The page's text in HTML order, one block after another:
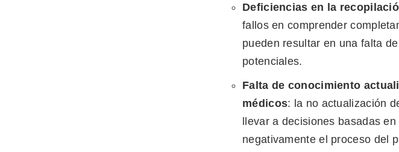
Deficiencias en la
fallos en comprender
pueden resultar en una falta
potenciales.
Falta de conocimiento
médicos: la no actualización
llevar a decisiones basadas
negativamente el proceso del